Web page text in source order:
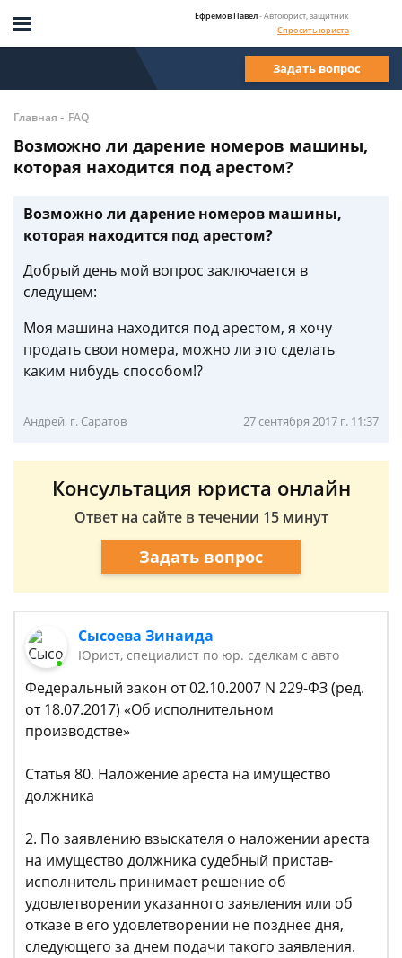
Ефремов Павел- Автоюрист, защитник
Спросить юриста
Задать вопрос
Главная - FAQ
Возможно ли дарение номеров машины,
которая находится под арестом?
Возможно ли дарение номеров машины,
которая находится под арестом?
Добрый день мой вопрос заключается в
следущем:
Моя машина находится под арестом, я хочу
продать свои номера, можно ли это сделать
каким нибудь способом!?
Андрей, г. Саратов 27 сентября 2017 г. 11:37
Консультация юриста онлайн
Ответ на сайте в течении 15 минут
Задать вопрос
Сысоева Зинаида
Юрист, специалист по юр. сделкам с авто
Федеральный закон от 02.10.2007 N 229-ФЗ (ред.
от 18.07.2017) «Об исполнительном
производстве»
Статья 80. Наложение ареста на имущество
должника
2. По заявлению взыскателя о наложении ареста
на имущество должника судебный пристав-
исполнитель принимает решение об
удовлетворении указанного заявления или об
отказе в его удовлетворении не позднее дня,
следующего за днем подачи такого заявления.